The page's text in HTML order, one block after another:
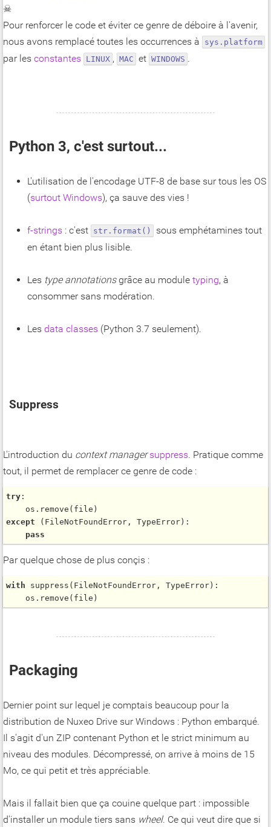
☠
Pour renforcer le code et éviter ce genre de déboire à l'avenir,
nous avons remplacé toutes les occurrences à
sys.platform
par les constantes LINUX , MAC et WINDOWS .
Python 3, c'est surtout...
L'utilisation de l'encodage UTF-8 de base sur tous les OS
(surtout Windows), ça sauve des vies !
f-strings : c'est str.format()
sous emphétamines tout
en étant bien plus lisible.
Les type annotationsgrâce au module typing, à
consommer sans modération.
Les data classes (Python 3.7 seulement).
Suppress
L'introduction du context manager suppress. Pratique comme
tout, il permet de remplacer ce genre de code :
try :
    os.
remove
except (FileNotFoundError, TypeError):
pass
Par quelque chose de plus conçis :
with suppress (FileNotFoundError, TypeError):
    os.
remove
Packaging
Dernier point sur lequel je comptais beaucoup pour la
distribution de Nuxeo Drive sur Windows : Python embarqué.
Il s'agit d'un ZIP contenant Python et le strict minimum au
niveau des modules. Décompressé, on arrive à moins de 15
Mo, ce qui petit et très appréciable.
Mais il fallait bien que ça couine quelque part : impossible
d'installer un module tiers sans wheel. Ce qui veut dire que si